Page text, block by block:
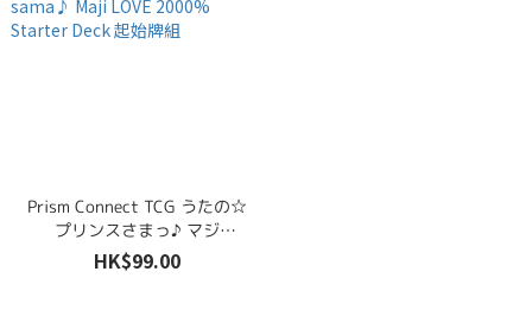
Prism Connect TCG うたの☆
プリンスさまっ♪ マジ
LOVE2000% Uta-no☆Prince-
sama♪ Maji LOVE 2000%
HK$99.00